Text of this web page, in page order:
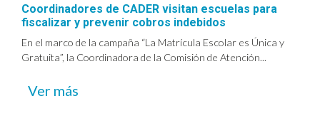
Coordinadores de CADER visitan escuelas para
fiscalizar y prevenir cobros indebidos
En el marco de la campaña “La Matrícula Escolar es Única y
Gratuita”, la Coordinadora de la Comisión de Atención...
Ver más